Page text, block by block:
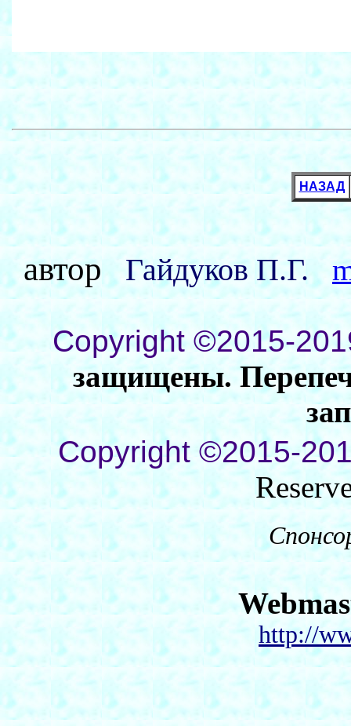
НАЗАД
автор Гайдуков П.Г.
Copyright ©2015-
защищены.
Copyright ©2015-
http://